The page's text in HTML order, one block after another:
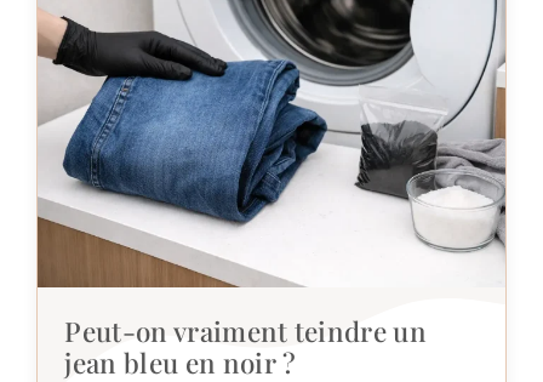
Peut-on vraiment teindre un
jean bleu en noir ?